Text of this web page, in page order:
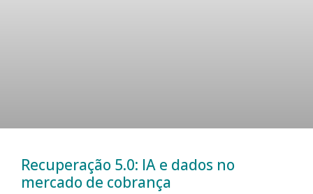
Recuperação 5.0: IA e dados no
mercado de cobrança